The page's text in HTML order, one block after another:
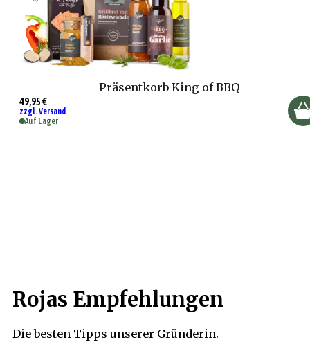
Präsentkorb King of BBQ
49,95 €
zzgl. Versand
Auf Lager
Rojas Empfehlungen
Die besten Tipps unserer Gründerin.